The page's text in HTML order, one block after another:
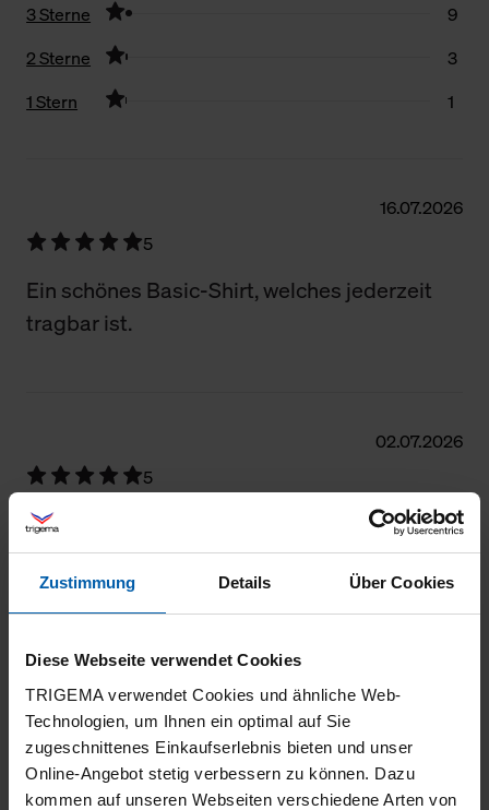
Zustimmung Details Über Cookies
Diese Webseite verwendet Cookies
TRIGEMA verwendet Cookies und ähnliche Web-
Technologien, um Ihnen ein optimal auf Sie
zugeschnittenes Einkaufserlebnis bieten und unser
Online-Angebot stetig verbessern zu können. Dazu
kommen auf unseren Webseiten verschiedene Arten von
3 Sterne
9
2 Sterne
3
1 Stern
1
16.07.2026
5
Ein schönes Basic-Shirt, welches jederzeit
tragbar ist.
02.07.2026
5
Alles Bestens
sehr gute Qualität